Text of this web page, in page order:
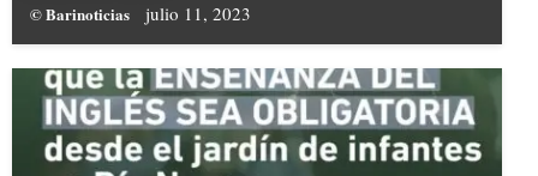
© Barinoticias julio 11, 2023